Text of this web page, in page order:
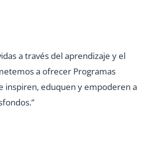
a través del aprendizaje y el
a ofrecer Programas
inspiren, eduquen y empoderen a